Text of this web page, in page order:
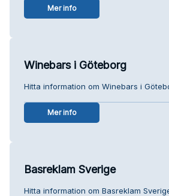
Mer info
Winebars i Göteborg
Hitta information om Winebars i
Mer info
Basreklam Sverige
Hitta information om Basreklam